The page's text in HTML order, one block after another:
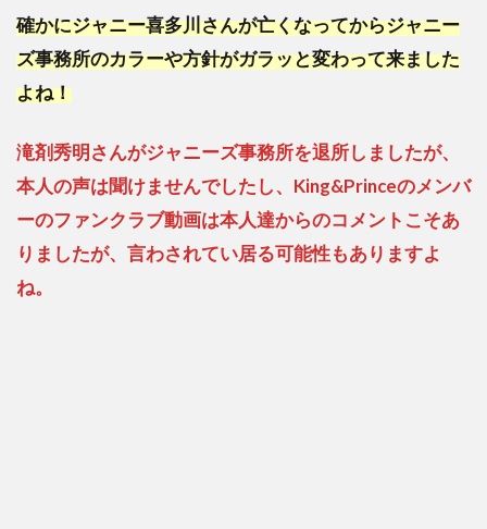
確かにジャニー喜多川さんが亡くなってからジャニー
ズ事務所のカラーや方針がガラッと変わって来ました
よね！
滝剤秀明さんがジャニーズ事務所を退所しましたが、
本人の声は聞けませんでしたし、King&Princeのメンバ
ーのファンクラブ動画は本人達からのコメントこそあ
りましたが、言わされてい居る可能性もありますよ
ね。